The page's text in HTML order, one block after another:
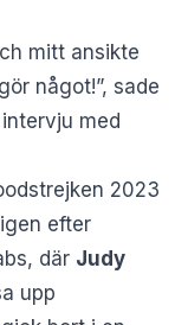
mitt ansikte
något!”, sade
med
2023
efter
där Judy
upp